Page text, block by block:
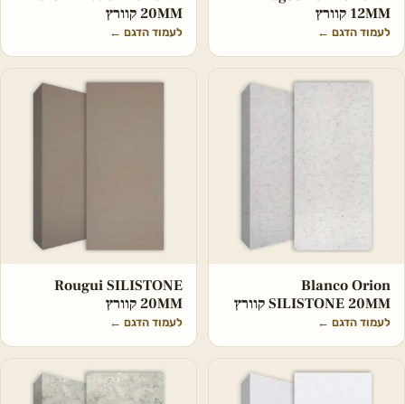
12MM קוורץ
לעמוד הדגם ←
20MM קוורץ
לעמוד הדגם ←
Blanco Orion
SILISTONE 20MM קוורץ
לעמוד הדגם ←
Rougui SILISTONE
20MM קוורץ
לעמוד הדגם ←